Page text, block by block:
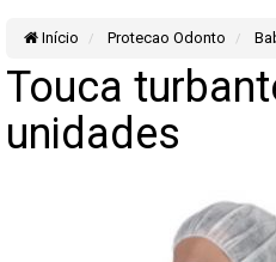
Início Protecao Odonto
Touca
unidades